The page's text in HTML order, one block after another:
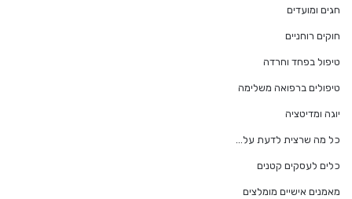
חגים ומועדים
חוקים רוחניים
טיפול בפחד וחרדה
טיפולים ברפואה משלימה
יוגה ומדיטציה
כל מה שרצית לדעת על…
כלים לעסקים קטנים
מאמנים אישיים מומלצים